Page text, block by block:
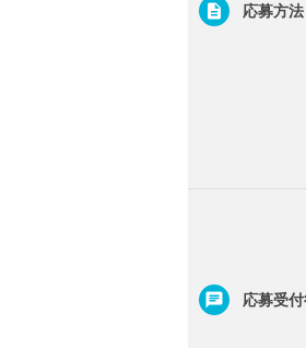
応募方法
応募受